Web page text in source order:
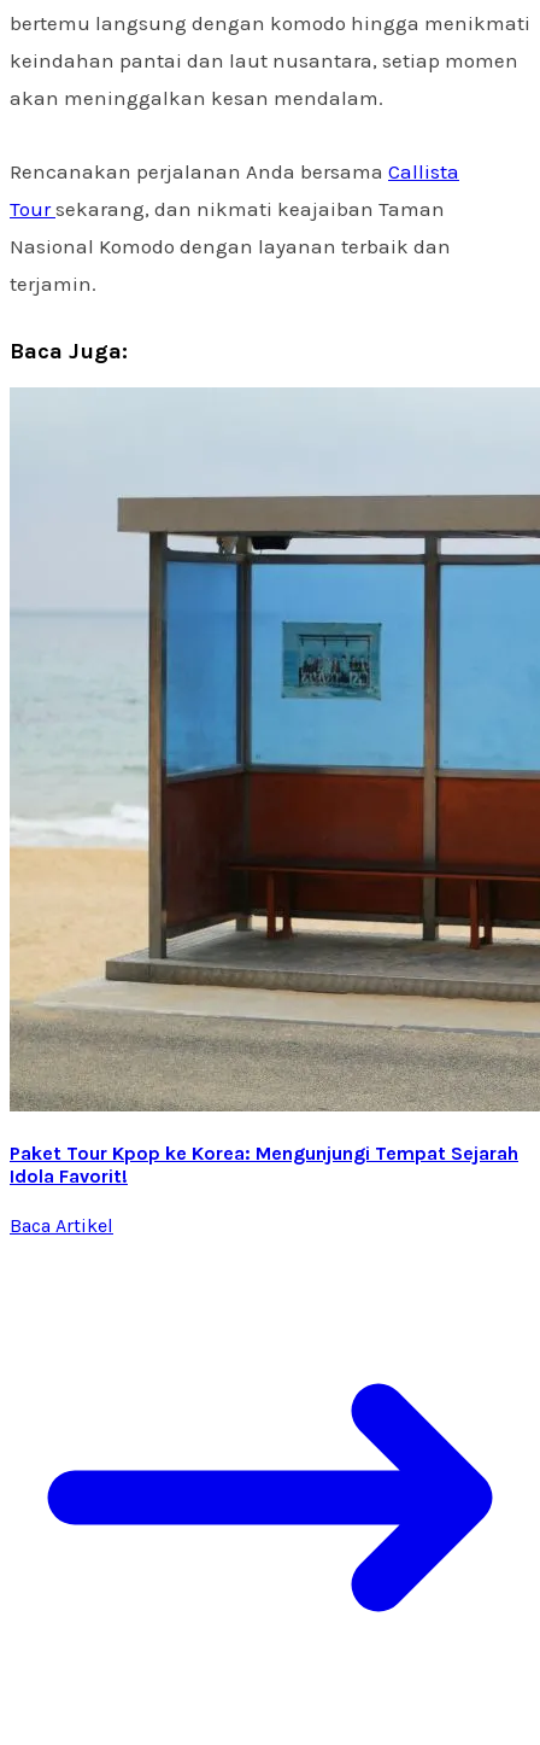
bertemu langsung dengan komodo hingga menikmati
keindahan pantai dan laut nusantara, setiap momen
akan meninggalkan kesan mendalam.
Rencanakan perjalanan Anda bersama Callista
Toursekarang, dan nikmati keajaiban Taman
Nasional Komodo dengan layanan terbaik dan
terjamin.
Baca Juga:
Paket Tour Kpop ke Korea: Mengunjungi Tempat Sejarah
Idola Favorit!
Baca Artikel